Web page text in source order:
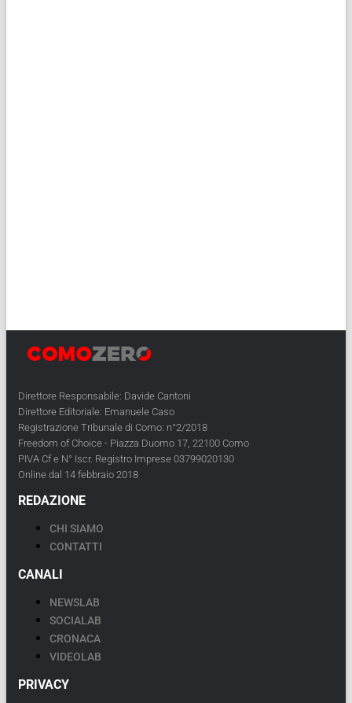
Direttore Responsabile: Davide Cantoni
Direttore Editoriale: Emanuele Caso
Registrazione Tribunale di Como: n°2/2018
Freedom of Choice - Piazza Duomo 17, 22100 Como
PIVA Cf e N° Iscr. Registro Imprese 03799020130
Online dal 14 febbraio 2018
REDAZIONE
CHI SIAMO
CONTATTI
CANALI
NEWSLAB
SOCIALAB
CRONACA
VIDEOLAB
PRIVACY